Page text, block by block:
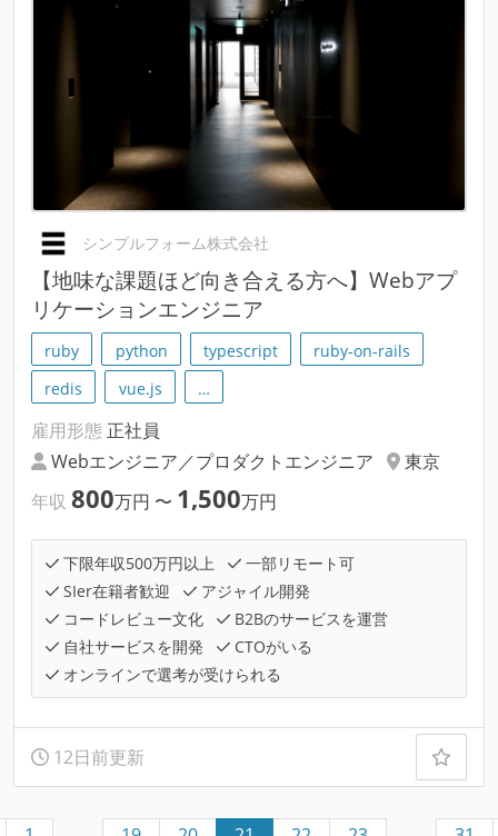
シンプルフォーム株式会社
【地味な課題ほど向き合える方へ】Webアプ
リケーションエンジニア
ruby python typescript
ruby-on-rails
redis
vue.js …
雇用形態 正社員
Webエンジニア／プロダクトエンジニア
東京
年収 800万円 〜 1,500万円
下限年収500万円以上
一部リモート可
SIer在籍者歓迎
アジャイル開発
コードレビュー文化
B2Bのサービスを運営
自社サービスを開発
CTOがいる
オンラインで選考が受けられる
12日前更新